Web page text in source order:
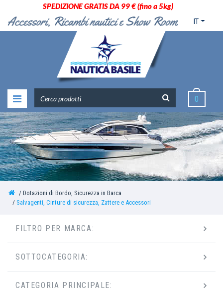
SPEDIZIONE GRATIS DA 99 € (fino a 5kg)
IT
0
Dotazioni di Bordo, Sicurezza in Barca
Salvagenti, Cinture di sicurezza, Zattere e Accessori
FILTRO PER MARCA:
SOTTOCATEGORIA:
CATEGORIA PRINCIPALE: